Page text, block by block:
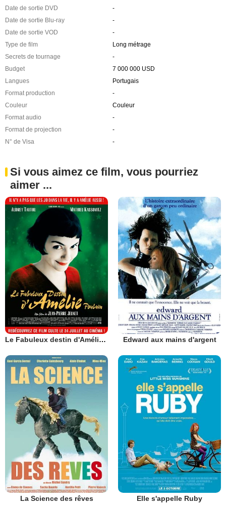
Date de sortie DVD
-
Date de sortie Blu-ray
-
Date de sortie VOD
-
Type de film
Long métrage
Secrets de tournage
-
Budget
7 000 000 USD
Langues
Portugais
Format production
-
Couleur
Couleur
Format audio
-
Format de projection
-
N° de Visa
-
Si vous aimez ce film, vous pourriez
aimer ...
Le Fabuleux destin d'Amélie Poulain Edward aux mains d'argent
La Science des rêves Elle s'appelle Ruby